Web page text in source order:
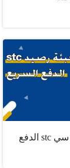
تعبئة رصيد اس تي سي stc الدفع